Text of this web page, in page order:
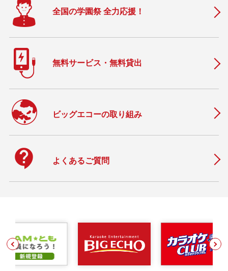
全国の学園祭 全力応援！
無料サービス・無料貸出
ビッグエコーの取り組み
contact_support よくあるご質問